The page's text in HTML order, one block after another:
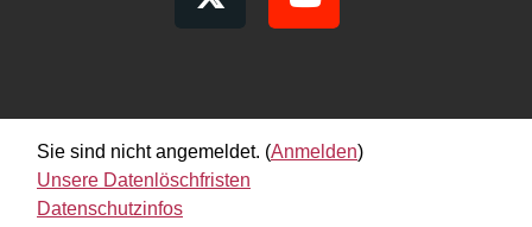
Sie sind nicht angemeldet. (Anmelden)
Unsere Datenlöschfristen
Datenschutzinfos